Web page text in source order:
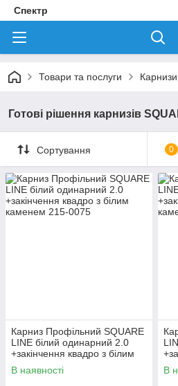
Спектр
Товари та послуги
Готові рішення карнизів
Сортування 0
Карниз Профільний SQUARE
LINE білий одинарний 2.0
+закінчення квадро з білим
каменем
В наявності В